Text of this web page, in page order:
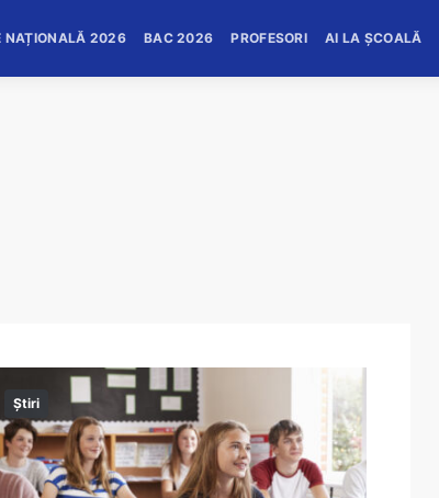
NAȚIONALĂ 2026 BAC 2026 PROFESORI AI LA ȘCOALĂ
Știri